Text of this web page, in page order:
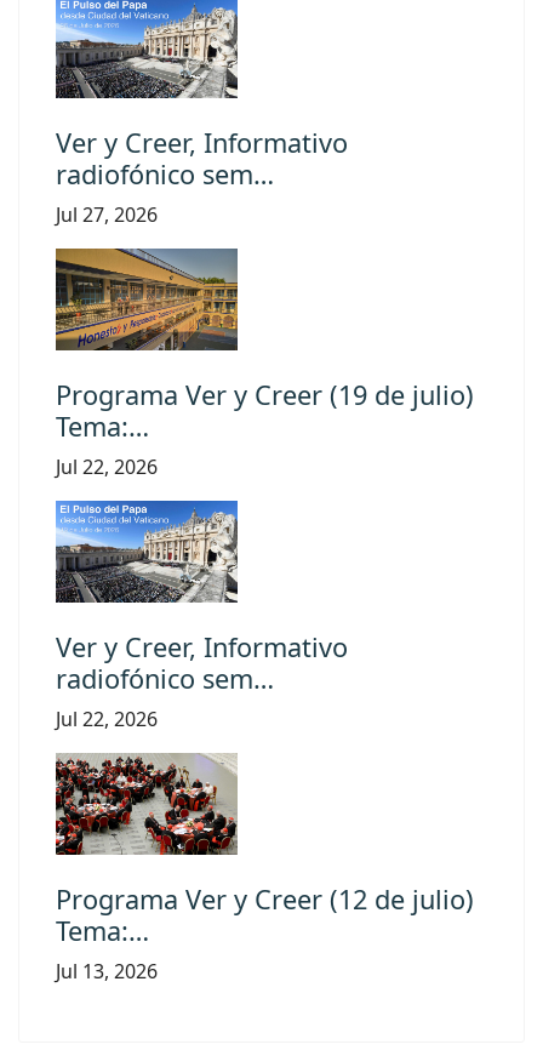
Ver y Creer, Informativo
radiofónico sem…
Jul 27, 2026
Programa Ver y Creer (19 de julio)
Tema:…
Jul 22, 2026
Ver y Creer, Informativo
radiofónico sem…
Jul 22, 2026
Programa Ver y Creer (12 de julio)
Tema:…
Jul 13, 2026